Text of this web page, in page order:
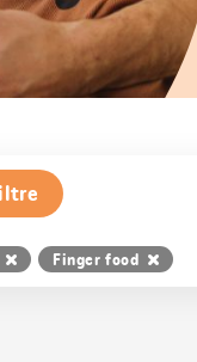
Finger food